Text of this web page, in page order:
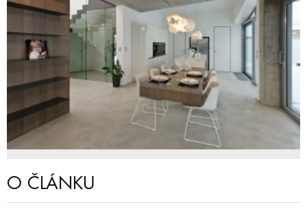
O ČLÁNKU